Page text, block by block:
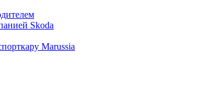
Skoda
Marussia